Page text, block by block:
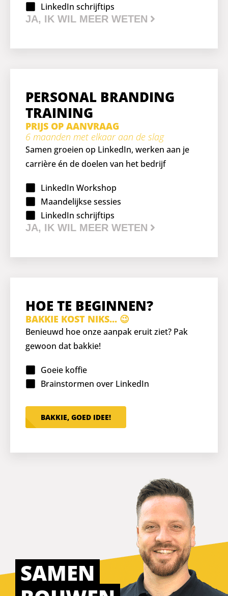
LinkedIn schrijftips
JA, IK WIL MEER WETEN
PERSONAL BRANDING
TRAINING
PRIJS OP AANVRAAG
6 maanden met elkaar aan de slag
Samen groeien op LinkedIn, werken aan je
carrière én de doelen van het bedrijf
LinkedIn Workshop
Maandelijkse sessies
LinkedIn schrijftips
JA, IK WIL MEER WETEN
HOE TE BEGINNEN?
BAKKIE KOST NIKS... 😉
Benieuwd hoe onze aanpak eruit ziet? Pak
gewoon dat bakkie!
Goeie koffie
Brainstormen over LinkedIn
BAKKIE, GOED IDEE!
SAMEN